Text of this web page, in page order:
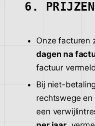
6.
Onze facturen
dagen na
factuur
Bij niet-
rechtswege
een